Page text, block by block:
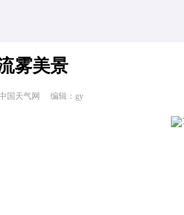
雾美景
国天气网 编辑：gy